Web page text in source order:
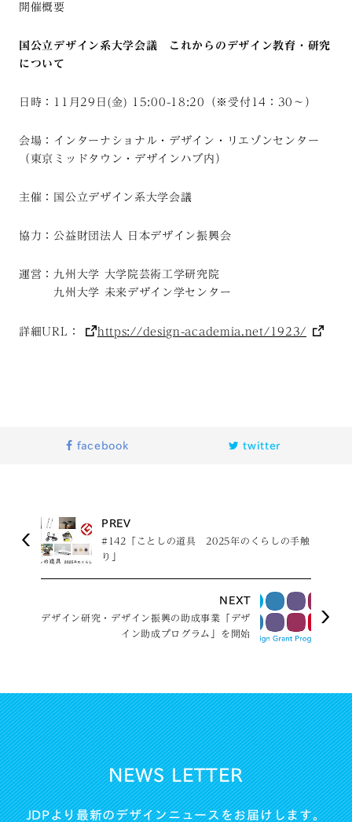
開催概要
国公立デザイン系大学会議 これからのデザイン教育・研究
について
日時：11月29日(金) 15:00-18:20（※受付14：30～）
会場：インターナショナル・デザイン・リエゾンセンター
（東京ミッドタウン・デザインハブ内）
主催：国公立デザイン系大学会議
協力：公益財団法人 日本デザイン振興会
運営：九州大学 大学院芸術工学研究院
九州大学 未来デザイン学センター
詳細URL： https://design-academia.net/1923/
facebook twitter
PREV
#142「ことしの道具 2025年のくらしの手触
り」
NEXT
デザイン研究・デザイン振興の助成事業「デザ
イン助成プログラム」を開始
NEWS LETTER
JDPより最新のデザインニュースをお届けします。